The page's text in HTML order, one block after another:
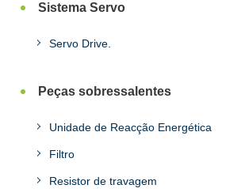
Sistema Servo
Servo Drive.
Peças sobressalentes
Unidade de Reacção Energética
Filtro
Resistor de travagem